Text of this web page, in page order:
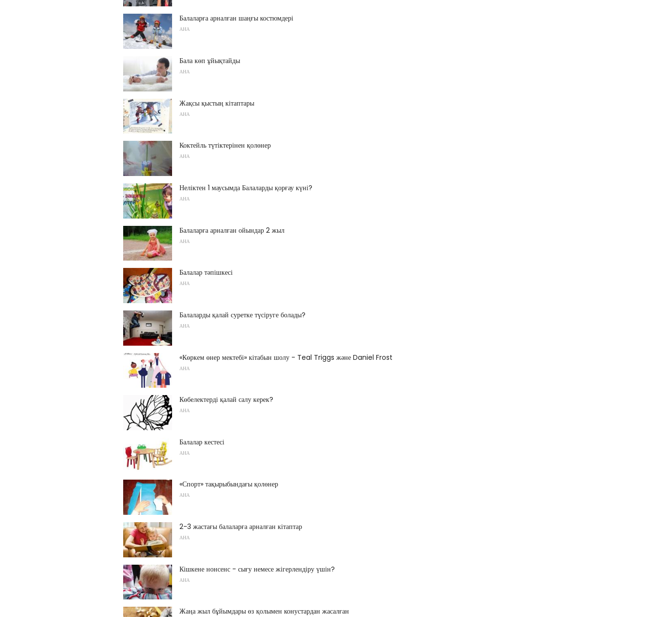
Балаларға арналған шаңғы костюмдері
АНА
Бала көп ұйықтайды
АНА
Жақсы қыстың кітаптары
АНА
Коктейль түтіктерінен қолөнер
АНА
Неліктен 1 маусымда Балаларды қорғау күні?
АНА
Балаларға арналған ойындар 2 жыл
АНА
Балалар тәпішкесі
АНА
Балаларды қалай суретке түсіруге болады?
АНА
«Көркем өнер мектебі» кітабын шолу - Teal Triggs және Daniel Frost
АНА
Көбелектерді қалай салу керек?
АНА
Балалар кестесі
АНА
«Спорт» тақырыбындағы қолөнер
АНА
2-3 жастағы балаларға арналған кітаптар
АНА
Кішкене нонсенс - сығу немесе жігерлендіру үшін?
АНА
Жаңа жыл бұйымдары өз қолымен конустардан жасалған